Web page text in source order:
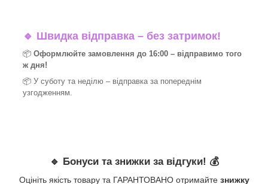
🔹 Швидка відправка – без затримок!
📦 Оформлюйте замовлення до 16:00 – відправимо того
ж дня!
📦 У суботу та неділю – відправка за попереднім
узгодженням.
🔹 Бонуси та знижки за відгуки! 💰
Оцініть якість товару та ГАРАНТОВАНО отримайте знижку